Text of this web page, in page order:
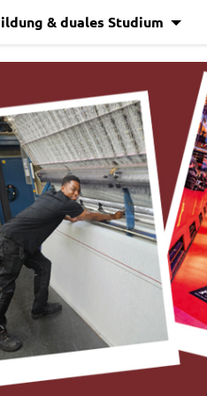
& duales Studium